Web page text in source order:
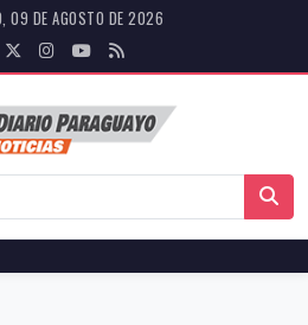
09 DE AGOSTO DE 2026